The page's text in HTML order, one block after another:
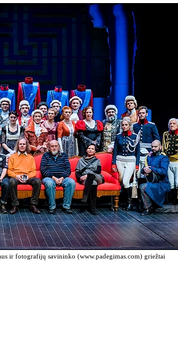
ir fotografijų savininko (www.padegimas.com) griežtai